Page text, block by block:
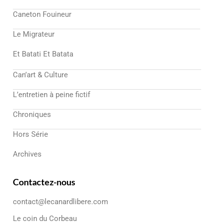
Caneton Fouineur
Le Migrateur
Et Batati Et Batata
Can’art & Culture
L’entretien à peine fictif
Chroniques
Hors Série
Archives
Contactez-nous
contact@lecanardlibere.com
Le coin du Corbeau